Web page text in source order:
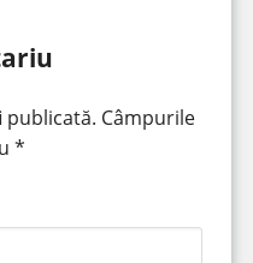
publicată. Câmpurile
*